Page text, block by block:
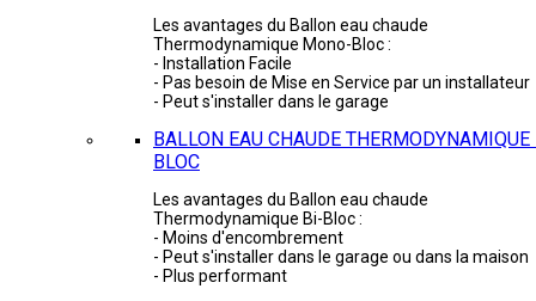
Les avantages du Ballon eau chaude
Thermodynamique Mono-Bloc :
- Installation Facile
- Pas besoin de Mise en Service par un installateur
- Peut s'installer dans le garage
BALLON EAU CHAUDE
BLOC
Les avantages du Ballon eau chaude
Thermodynamique Bi-Bloc :
- Moins d'encombrement
- Peut s'installer dans le garage ou dans la maison
- Plus performant